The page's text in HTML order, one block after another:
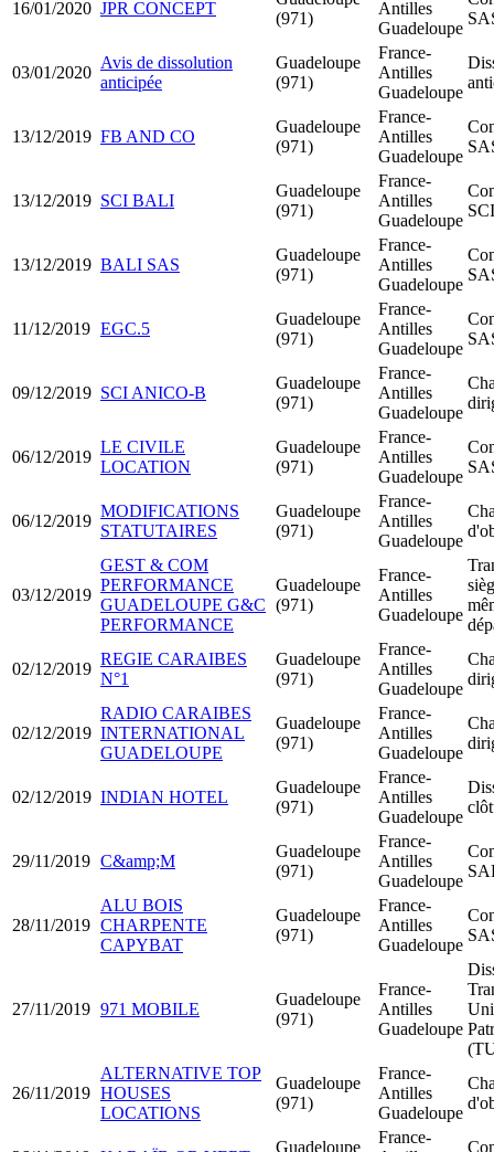
16/01/2020 JPR CONCEPT
(971)
Antilles
Guadeloupe
03/01/2020
Avis de dissolution
anticipée
Guadeloupe
(971)
France-
Antilles
Guadeloupe
13/12/2019 FB AND CO
Guadeloupe
(971)
France-
Antilles
Guadeloupe
13/12/2019 SCI BALI
Guadeloupe
(971)
France-
Antilles
Guadeloupe
SCI
13/12/2019 BALI SAS
Guadeloupe
(971)
France-
Antilles
Guadeloupe
11/12/2019 EGC.5
Guadeloupe
(971)
France-
Antilles
Guadeloupe
09/12/2019 SCI ANICO-B
Guadeloupe
(971)
France-
Antilles
Guadeloupe
06/12/2019
LE CIVILE
LOCATION
Guadeloupe
(971)
France-
Antilles
Guadeloupe
06/12/2019
MODIFICATIONS
STATUTAIRES
Guadeloupe
(971)
France-
Antilles
Guadeloupe
03/12/2019
GEST & COM
PERFORMANCE
GUADELOUPE G&C
PERFORMANCE
Guadeloupe
(971)
France-
Antilles
Guadeloupe
02/12/2019
REGIE CARAIBES
N°1
Guadeloupe
(971)
France-
Antilles
Guadeloupe
02/12/2019
RADIO CARAIBES
INTERNATIONAL
GUADELOUPE
Guadeloupe
(971)
France-
Antilles
Guadeloupe
02/12/2019 INDIAN HOTEL
Guadeloupe
(971)
France-
Antilles
Guadeloupe
29/11/2019 C&amp;M
Guadeloupe
(971)
France-
Antilles
Guadeloupe
28/11/2019
ALU BOIS
CHARPENTE
CAPYBAT
Guadeloupe
(971)
France-
Antilles
Guadeloupe
27/11/2019 971 MOBILE
Guadeloupe
(971)
France-
Antilles
Guadeloupe
26/11/2019
ALTERNATIVE TOP
HOUSES
LOCATIONS
Guadeloupe
(971)
France-
Antilles
Guadeloupe
Guadeloupe
France-